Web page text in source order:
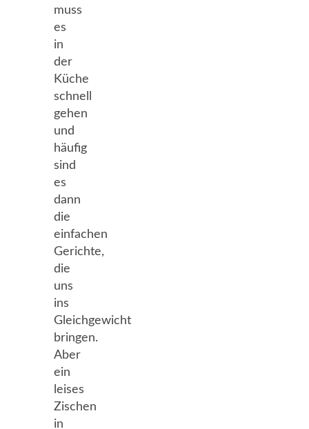
muss
es
in
der
Küche
schnell
gehen
und
häufig
sind
es
dann
die
einfachen
Gerichte,
die
uns
ins
Gleichgewicht
bringen.
Aber
ein
leises
Zischen
in